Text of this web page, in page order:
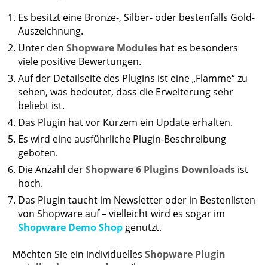
Es besitzt eine Bronze-, Silber- oder bestenfalls Gold-
Auszeichnung.
Unter den Shopware Modules hat es besonders
viele positive Bewertungen.
Auf der Detailseite des Plugins ist eine „Flamme“ zu
sehen, was bedeutet, dass die Erweiterung sehr
beliebt ist.
Das Plugin hat vor Kurzem ein Update erhalten.
Es wird eine ausführliche Plugin-Beschreibung
geboten.
Die Anzahl derShopware 6 Plugins Downloads ist
hoch.
Das Plugin taucht im Newsletter oder in Bestenlisten
von Shopware auf – vielleicht wird es sogar im
Shopware Demo Shop genutzt.
Möchten Sie ein individuelles Shopware Plugin